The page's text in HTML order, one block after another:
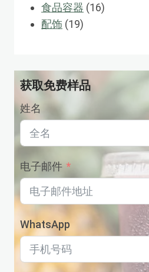
品产个
食品容器 1616
配饰 1919
品
获取免费样品
姓名
电子邮件
WhatsApp